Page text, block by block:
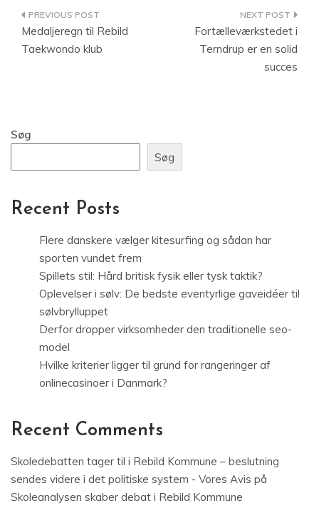
Indlægsnavigation
Medaljeregn til Rebild
Taekwondo klub
Fortælleværkstedet i
Terndrup er en solid
succes
Søg
Søg
Recent Posts
Flere danskere vælger kitesurfing og sådan har
sporten vundet frem
Spillets stil: Hård britisk fysik eller tysk taktik?
Oplevelser i sølv: De bedste eventyrlige gaveidéer til
sølvbrylluppet
Derfor dropper virksomheder den traditionelle seo-
model
Hvilke kriterier ligger til grund for rangeringer af
onlinecasinoer i Danmark?
Recent Comments
Skoledebatten tager til i Rebild Kommune – beslutning
sendes videre i det politiske system - Vores Avis på
Skoleanalysen skaber debat i Rebild Kommune